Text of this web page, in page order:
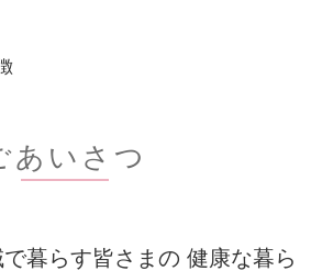
あいさつ
暮らす皆さまの 健康な暮ら